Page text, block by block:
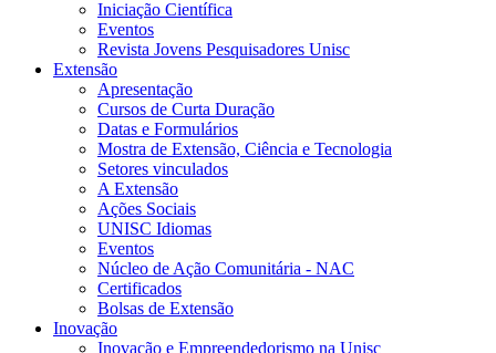
Iniciação Científica
Eventos
Revista Jovens Pesquisadores Unisc
Extensão
Apresentação
Cursos de Curta Duração
Datas e Formulários
Mostra de Extensão, Ciência e Tecnologia
Setores vinculados
A Extensão
Ações Sociais
UNISC Idiomas
Eventos
Núcleo de Ação Comunitária - NAC
Certificados
Bolsas de Extensão
Inovação
Inovação e Empreendedorismo na Unisc